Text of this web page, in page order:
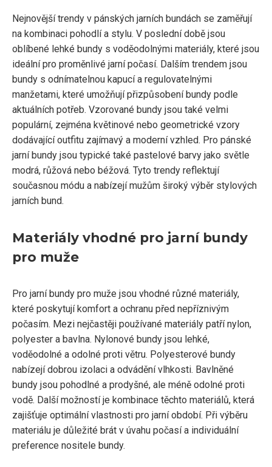
Nejnovější trendy v pánských jarních bundách se zaměřují
na kombinaci pohodlí a stylu. V poslední době jsou
oblíbené lehké bundy s voděodolnými materiály, které jsou
ideální pro proměnlivé jarní počasí. Dalším trendem jsou
bundy s odnímatelnou kapucí a regulovatelnými
manžetami, které umožňují přizpůsobení bundy podle
aktuálních potřeb. Vzorované bundy jsou také velmi
populární, zejména květinové nebo geometrické vzory
dodávající outfitu zajímavý a moderní vzhled. Pro pánské
jarní bundy jsou typické také pastelové barvy jako světle
modrá, růžová nebo béžová. Tyto trendy reflektují
současnou módu a nabízejí mužům široký výběr stylových
jarních bund.
Materiály vhodné pro jarní bundy
pro muže
Pro jarní bundy pro muže jsou vhodné různé materiály,
které poskytují komfort a ochranu před nepříznivým
počasím. Mezi nejčastěji používané materiály patří nylon,
polyester a bavlna. Nylonové bundy jsou lehké,
voděodolné a odolné proti větru. Polyesterové bundy
nabízejí dobrou izolaci a odvádění vlhkosti. Bavlněné
bundy jsou pohodlné a prodyšné, ale méně odolné proti
vodě. Další možností je kombinace těchto materiálů, která
zajišťuje optimální vlastnosti pro jarní období. Při výběru
materiálu je důležité brát v úvahu počasí a individuální
preference nositele bundy.